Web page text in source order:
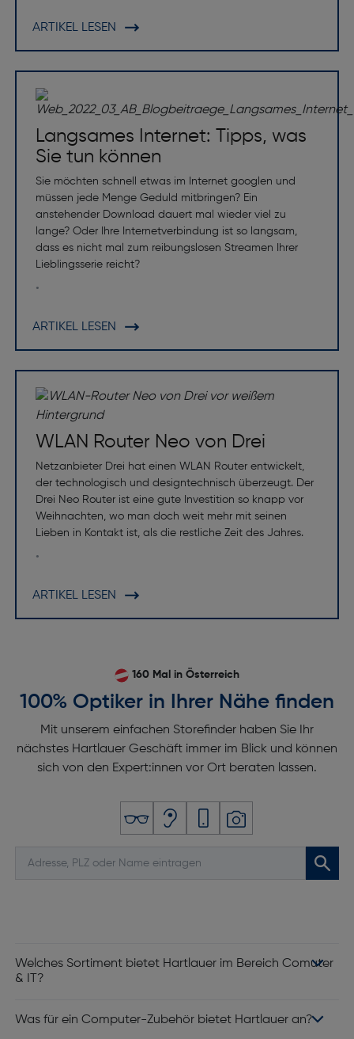
ARTIKEL LESEN
Langsames Internet: Tipps, was
Sie tun können
Sie möchten schnell etwas im Internet googlen und
müssen jede Menge Geduld mitbringen? Ein
anstehender Download dauert mal wieder viel zu
lange? Oder Ihre Internetverbindung ist so langsam,
dass es nicht mal zum reibungslosen Streamen Ihrer
Lieblingsserie reicht?
•
ARTIKEL LESEN
WLAN Router Neo von Drei
Netzanbieter Drei hat einen WLAN Router entwickelt,
der technologisch und designtechnisch überzeugt. Der
Drei Neo Router ist eine gute Investition so knapp vor
Weihnachten, wo man doch weit mehr mit seinen
Lieben in Kontakt ist, als die restliche Zeit des Jahres.
•
ARTIKEL LESEN
160 Mal in Österreich
100% Optiker in Ihrer Nähe finden
Mit unserem einfachen Storefinder haben Sie Ihr
nächstes Hartlauer Geschäft immer im Blick und können
sich von den Expert:innen vor Ort beraten lassen.
Welches Sortiment bietet Hartlauer im Bereich Comuter
& IT?
Was für ein Computer-Zubehör bietet Hartlauer an?